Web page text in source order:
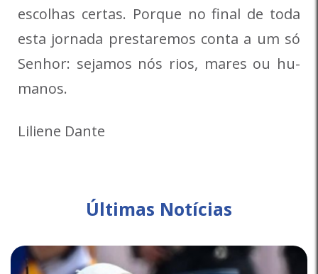
escolhas certas. Porque no final de toda
esta jornada prestaremos conta a um só
Senhor: sejamos nós rios, mares ou hu­
manos.
Liliene Dante
Últimas Notícias